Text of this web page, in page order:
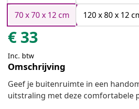
70 x 70 x 12 cm
120 x 80 x 12
€ 33
Inc. btw
Omschrijving
Geef je buitenruimte in een
uitstraling met deze comfortabele